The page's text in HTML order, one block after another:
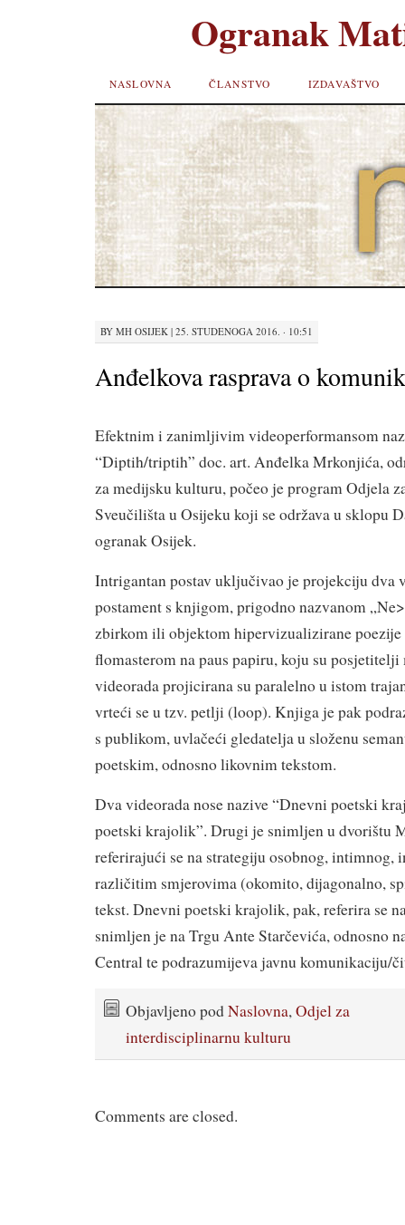
Ogranak
SKIP TO
CONTENT
NASLOVNA ČLANSTVO IZDAVAŠTVO
BY MH OSIJEK | 25. STUDENOGA 2016. · 10:51
Anđelkova rasprava o
Efektnim i zanimljivim videoperformansom
“Diptih/triptih” doc. art. Anđelka Mrkonjića,
za medijsku kulturu, počeo je program Odjela
Sveučilišta u Osijeku koji se održava u sklopu
ogranak Osijek.
Intrigantan postav uključivao je projekciju dva
postament s knjigom, prigodno nazvanom
zbirkom ili objektom hipervizualizirane poezije
flomasterom na paus papiru, koju su
videorada projicirana su paralelno u istom
vrteći se u tzv. petlji (loop). Knjiga je pak
s publikom, uvlačeći gledatelja u složenu
poetskim, odnosno likovnim tekstom.
Dva videorada nose nazive “Dnevni poetski
poetski krajolik”. Drugi je snimljen u dvorištu
referirajući se na strategiju osobnog, intimnog,
različitim smjerovima (okomito, dijagonalno,
tekst. Dnevni poetski krajolik, pak, referira se
snimljen je na Trgu Ante Starčevića, odnosno
Central te podrazumijeva javnu komunikaciju/
Objavljeno podNaslovna,Odjel za
interdisciplinarnu kulturu
Comments are closed.